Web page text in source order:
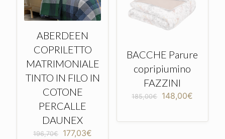
ABERDEEN
COPRILETTO
MATRIMONIALE
TINTO IN FILO IN
COTONE
PERCALLE
DAUNEX
196,70€
Il
177,03€
BACCHE Parure
copripiumino
FAZZINI
185,00€
Il
era:
148,00€
è: